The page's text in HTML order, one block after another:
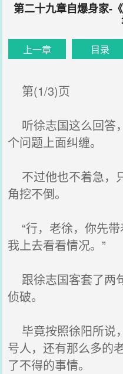
第二十九章自爆身家-
上一章 目录
第(1/3)页
听徐志国这么回答
个问题上面纠缠。
不过他也不着急，
角挖不倒。
“行，老徐，你先带
我上去看看情况。”
跟徐志国客套了两
侦破。
毕竟按照徐阳所说
号人，还有那么多的
了不得的事情。